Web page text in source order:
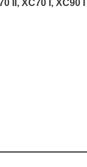
II, XC70 I, XC90